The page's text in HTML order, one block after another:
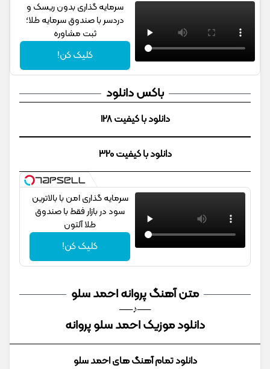
سرمایه گذاری بدون ریسک و
دردسر با صندوق سرمایه طلا؛
ثبت مشاوره
کلیک کن!
باکس دانلود
دانلود با کیفیت 128
دانلود با کیفیت 320
سرمایه گذاری امن با بالاترین
سود در بازار فقط با صندوق
طلا آلتون
کلیک کن!
متن آهنگ پروانه احمد سلو
──♪──
دانلود موزیک احمد سلو پروانه
دانلود تمام آهنگ های احمد سلو